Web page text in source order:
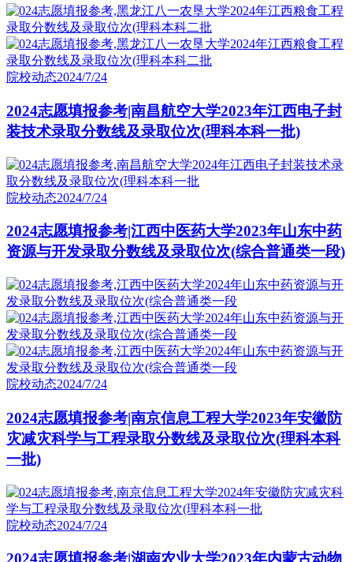
院校动态2024/7/24
2024志愿填报参考|南昌航空大学2023年江西电子封
装技术录取分数线及录取位次(理科本科一批)
院校动态2024/7/24
2024志愿填报参考|江西中医药大学2023年山东中药
资源与开发录取分数线及录取位次(综合普通类一段)
院校动态2024/7/24
2024志愿填报参考|南京信息工程大学2023年安徽防
灾减灾科学与工程录取分数线及录取位次(理科本科
一批)
院校动态2024/7/24
2024志愿填报参考|湖南农业大学2023年内蒙古动物